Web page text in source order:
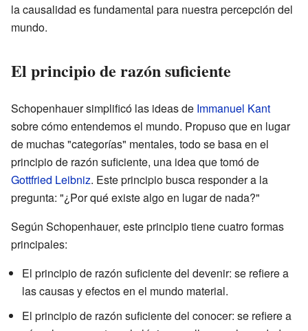
la causalidad es fundamental para nuestra percepción del
mundo.
El principio de razón suficiente
Schopenhauer simplificó las ideas de Immanuel Kant
sobre cómo entendemos el mundo. Propuso que en lugar
de muchas "categorías" mentales, todo se basa en el
principio de razón suficiente, una idea que tomó de
Gottfried Leibniz. Este principio busca responder a la
pregunta: "¿Por qué existe algo en lugar de nada?"
Según Schopenhauer, este principio tiene cuatro formas
principales:
El principio de razón suficiente del devenir: se refiere a
las causas y efectos en el mundo material.
El principio de razón suficiente del conocer: se refiere a